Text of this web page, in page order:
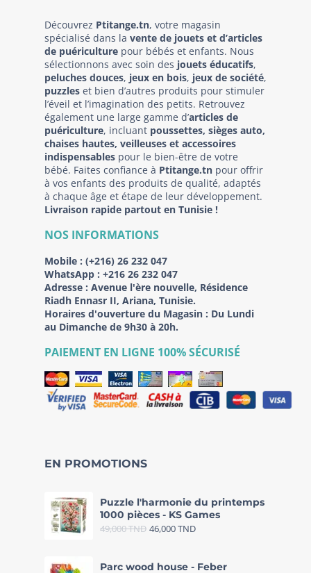
Découvrez Ptitange.tn, votre magasin
spécialisé dans la vente de jouets et d’articles
de puériculture pour bébés et enfants. Nous
sélectionnons avec soin des jouets éducatifs,
peluches douces, jeux en bois, jeux de société,
puzzles et bien d’autres produits pour stimuler
l’éveil et l’imagination des petits. Retrouvez
également une large gamme d’articles de
puériculture, incluant poussettes, sièges auto,
chaises hautes, veilleuses et accessoires
indispensables pour le bien-être de votre
bébé. Faites confiance à Ptitange.tn pour offrir
à vos enfants des produits de qualité, adaptés
à chaque âge et étape de leur développement.
Livraison rapide partout en Tunisie !
NOS INFORMATIONS
Mobile : (+216) 26 232 047
WhatsApp : +216 26 232 047
Adresse : Avenue l'ère nouvelle, Résidence
Riadh Ennasr II, Ariana, Tunisie.
Horaires d'ouverture du Magasin : Du Lundi
au Dimanche de 9h30 à 20h.
PAIEMENT EN LIGNE 100% SÉCURISÉ
EN PROMOTIONS
Puzzle l'harmonie du printemps
1000 pièces - KS Games
49,000TND 46,000TND
Parc wood house - Feber